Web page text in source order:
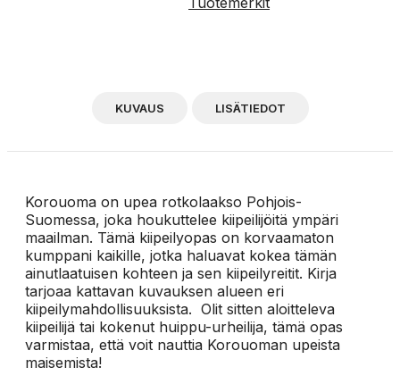
KUVAUS LISÄTIEDOT
Korouoma on upea rotkolaakso Pohjois-
Suomessa, joka houkuttelee kiipeilijöitä ympäri
maailman. Tämä kiipeilyopas on korvaamaton
kumppani kaikille, jotka haluavat kokea tämän
ainutlaatuisen kohteen ja sen kiipeilyreitit. Kirja
tarjoaa kattavan kuvauksen alueen eri
kiipeilymahdollisuuksista. Olit sitten aloitteleva
kiipeilijä tai kokenut huippu-urheilija, tämä opas
varmistaa, että voit nauttia Korouoman upeista
maisemista!